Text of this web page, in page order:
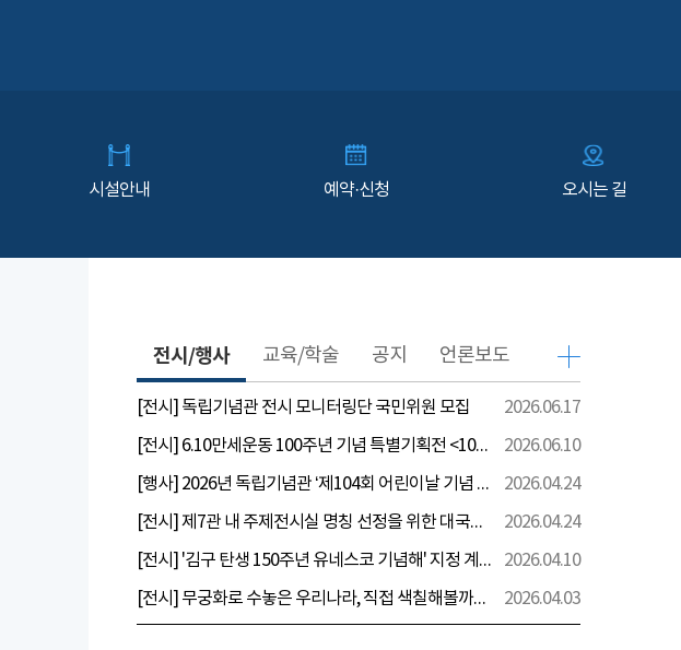
시설안내 예약·신청 오시는 길
전시/행사
[전시] 독립기념관 전시 모니터링단 국민위원 모집
2026.06.17
[전시] 6.10만세운동 100주년 기념 특별기획전 <100년 전 그날을 보다: 6.10만세운동>
2026.06.10
[행사] 2026년 독립기념관 ‘제104회 어린이날 기념 행사’ 안내
2026.04.24
[전시] 제7관 내 주제전시실 명칭 선정을 위한 대국민 의견 수렴 실시
2026.04.24
[전시] '김구 탄생 150주년 유네스코 기념해' 지정 계기 AI영상 국민공모 개최 안내
2026.04.10
[전시] 무궁화로 수놓은 우리나라, 직접 색칠해볼까요?
2026.04.03
교육/학술 공지 언론보도